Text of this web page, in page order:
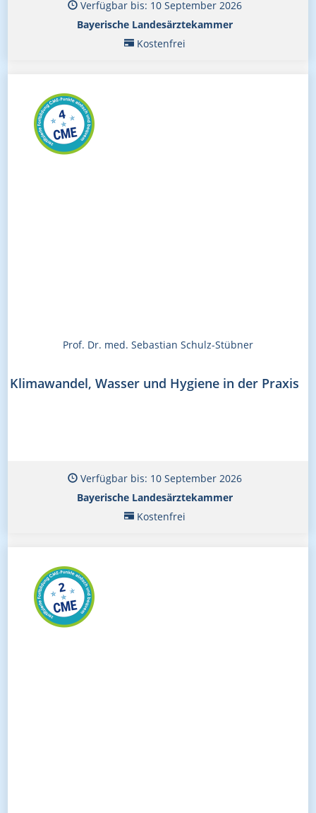
Verfügbar bis: 10 September 2026
Bayerische Landesärztekammer
Kostenfrei
Prof. Dr. med. Sebastian Schulz-Stübner
Klimawandel, Wasser und Hygiene in der Praxis
Verfügbar bis: 10 September 2026
Bayerische Landesärztekammer
Kostenfrei